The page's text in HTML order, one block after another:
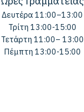
Δευτέρα 11:00–13:00
Τρίτη 13:00-15:00
Τετάρτη 11:00– 13:00
Πέμπτη 13:00-15:00